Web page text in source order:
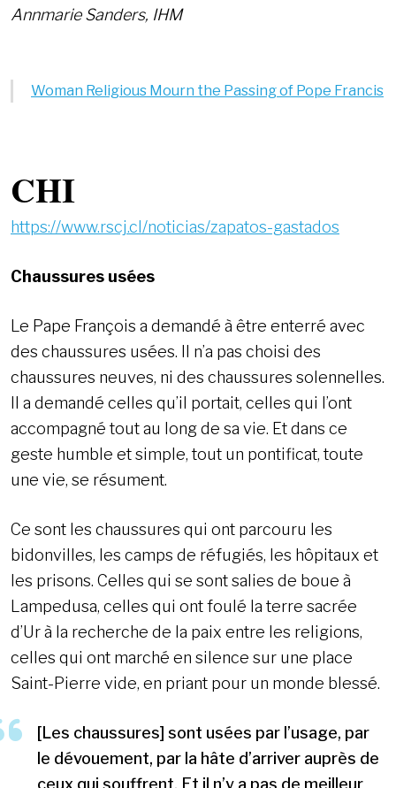
Annmarie Sanders, IHM
Woman Religious Mourn the Passing of Pope Francis
CHI
https://www.rscj.cl/noticias/zapatos-gastados
Chaussures usées
Le Pape François a demandé à être enterré avec
des chaussures usées. Il n’a pas choisi des
chaussures neuves, ni des chaussures solennelles.
Il a demandé celles qu’il portait, celles qui l’ont
accompagné tout au long de sa vie. Et dans ce
geste humble et simple, tout un pontificat, toute
une vie, se résument.
Ce sont les chaussures qui ont parcouru les
bidonvilles, les camps de réfugiés, les hôpitaux et
les prisons. Celles qui se sont salies de boue à
Lampedusa, celles qui ont foulé la terre sacrée
d’Ur à la recherche de la paix entre les religions,
celles qui ont marché en silence sur une place
Saint-Pierre vide, en priant pour un monde blessé.
[Les chaussures] sont usées par l’usage, par
le dévouement, par la hâte d’arriver auprès de